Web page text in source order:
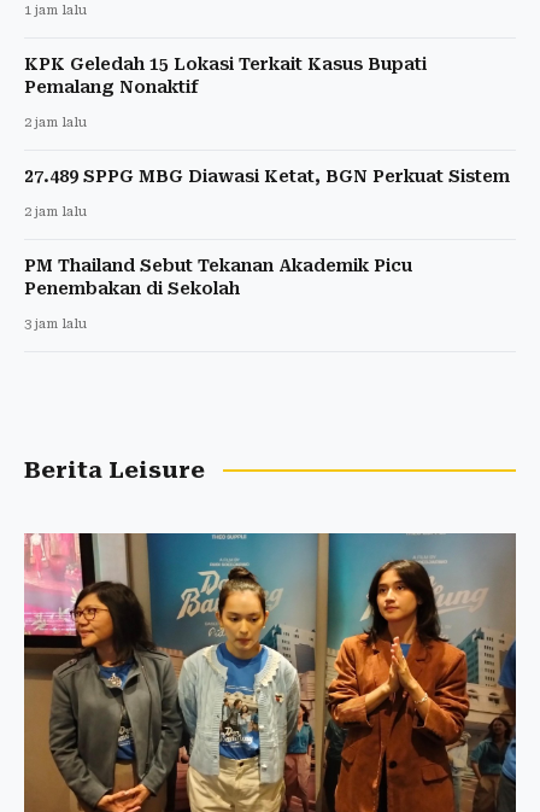
1 jam lalu
KPK Geledah 15 Lokasi Terkait Kasus Bupati
Pemalang Nonaktif
2 jam lalu
27.489 SPPG MBG Diawasi Ketat, BGN Perkuat Sistem
2 jam lalu
PM Thailand Sebut Tekanan Akademik Picu
Penembakan di Sekolah
3 jam lalu
Berita Leisure